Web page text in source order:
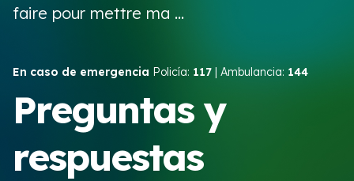
Violencia de pareja
Recursos y campañas
faire pour mettre ma ...
En caso de emergencia Policía: 117 | Ambulancia: 144
Preguntas y
respuestas